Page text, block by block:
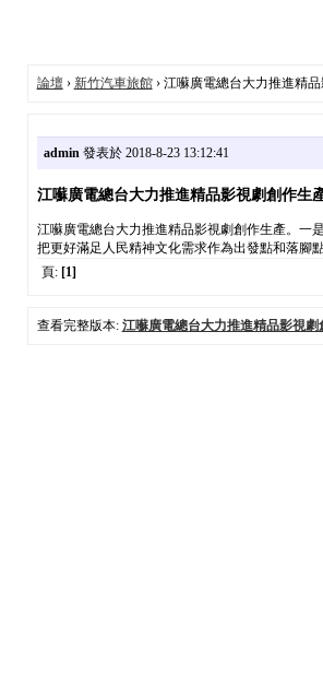
論壇› 新竹汽車旅館› 江囌廣電總台大力推進精
admin發表於 2018-8-23 13:12:41
江囌廣電總台大力推進精品影視劇創作生
江囌廣電總台大力推進精品影視劇創作生產。一
把更好滿足人民精神文化需求作為出發點和落腳
頁: [1]
查看完整版本: 江囌廣電總台大力推進精品影視劇